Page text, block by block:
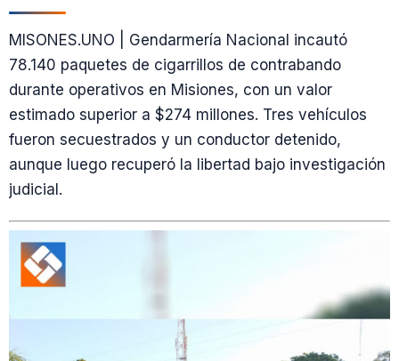
MISONES.UNO | Gendarmería Nacional incautó
78.140 paquetes de cigarrillos de contrabando
durante operativos en Misiones, con un valor
estimado superior a $274 millones. Tres vehículos
fueron secuestrados y un conductor detenido,
aunque luego recuperó la libertad bajo investigación
judicial.